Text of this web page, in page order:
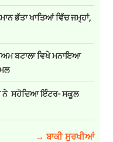
ਭੱਤਾ ਖਾਤਿਆਂ ਵਿੱਚ ਜਮ੍ਹਾਂ,
ਬਟਾਲਾ ਵਿਖੇ ਮਨਾਇਆ
ਨੇ ਸਹੋਦਿਆ ਇੰਟਰ- ਸਕੂਲ
→ ਬਾਕੀ ਸੁਰਖੀਆਂ